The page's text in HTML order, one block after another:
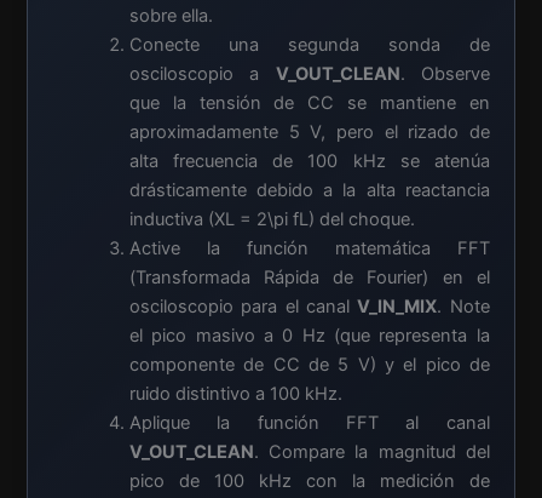
sobre ella.
Conecte una segunda sonda de
osciloscopio a V_OUT_CLEAN. Observe
que la tensión de CC se mantiene en
aproximadamente 5 V, pero el rizado de
alta frecuencia de 100 kHz se atenúa
drásticamente debido a la alta reactancia
inductiva (XL = 2\pi fL) del choque.
Active la función matemática FFT
(Transformada Rápida de Fourier) en el
osciloscopio para el canalV_IN_MIX. Note
el pico masivo a 0 Hz (que representa la
componente de CC de 5 V) y el pico de
ruido distintivo a 100 kHz.
Aplique la función FFT al canal
V_OUT_CLEAN. Compare la magnitud del
pico de 100 kHz con la medición de